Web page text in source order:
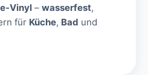
Vinyl – wasserfest,
für Küche, Bad und